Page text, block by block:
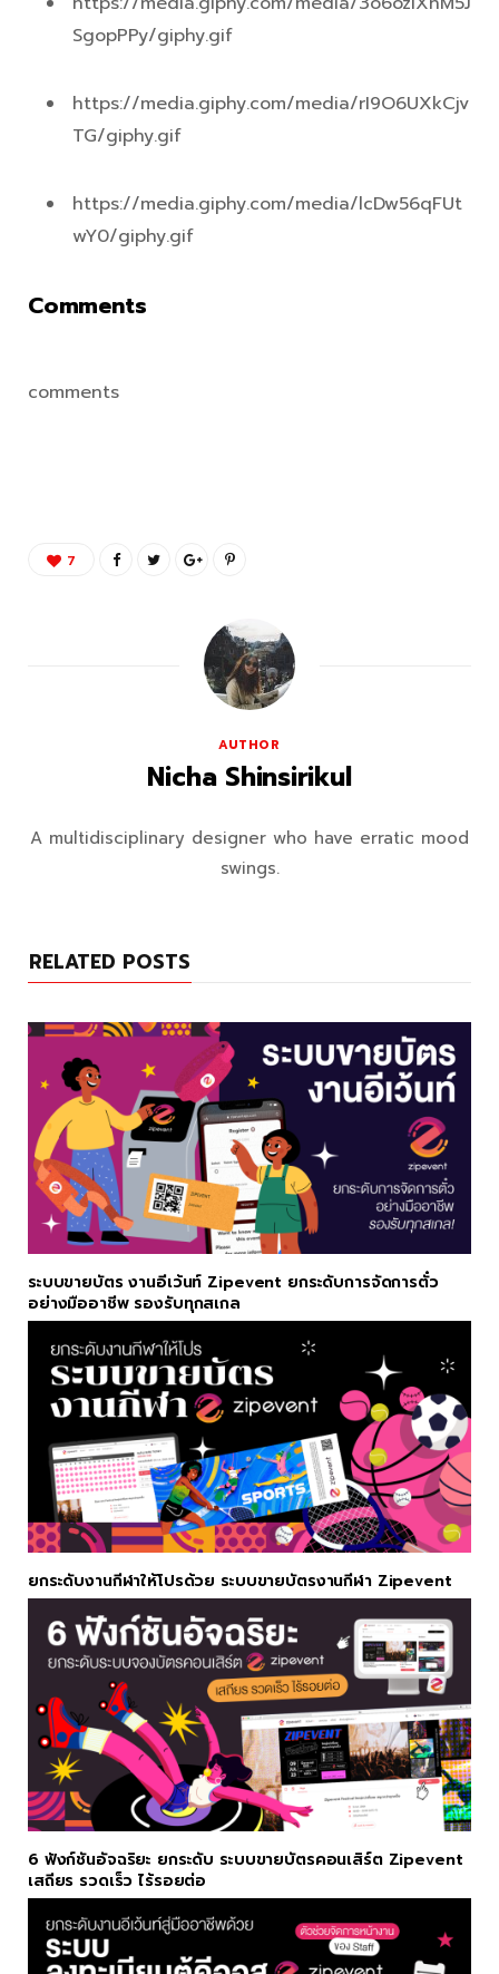
SgopPPy/giphy.gif
https://media.giphy.com/media/rI9O6UXkCjv
TG/giphy.gif
https://media.giphy.com/media/lcDw56qFUt
wY0/giphy.gif​
Comments
comments
7
AUTHOR
Nicha Shinsirikul
A multidisciplinary designer who have erratic mood
swings.
RELATED POSTS
ระบบขายบัตร งานอีเว้นท์ Zipevent ยกระดับการจัดการตั๋ว
อย่างมืออาชีพ รองรับทุกสเกล
ยกระดับงานกีฬาให้โปรด้วย ระบบขายบัตรงานกีฬา Zipevent
6 ฟังก์ชันอัจฉริยะ ยกระดับ ระบบขายบัตรคอนเสิร์ต Zipevent
เสถียร รวดเร็ว ไร้รอยต่อ